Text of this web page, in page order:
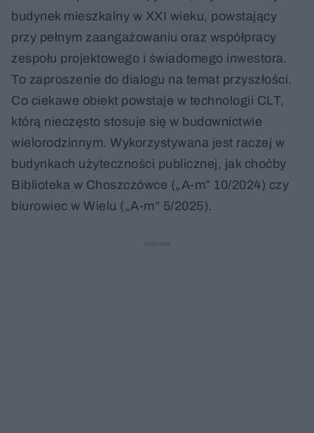
budynek mieszkalny w XXI wieku, powstający
przy pełnym zaangażowaniu oraz współpracy
zespołu projektowego i świadomego inwestora.
To zaproszenie do dialogu na temat przyszłości.
Co ciekawe obiekt powstaje w technologii CLT,
którą nieczęsto stosuje się w budownictwie
wielorodzinnym. Wykorzystywana jest raczej w
budynkach użyteczności publicznej, jak choćby
Biblioteka w Choszczówce („A-m” 10/2024) czy
biurowiec w Wielu („A-m” 5/2025).